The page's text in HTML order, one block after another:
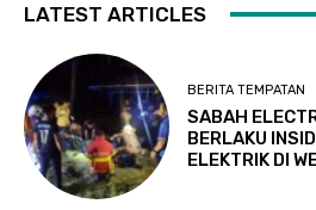
LATEST ARTICLES
BERITA TEMPATAN
SABAH
BERLAKU
ELEKTRIK DI